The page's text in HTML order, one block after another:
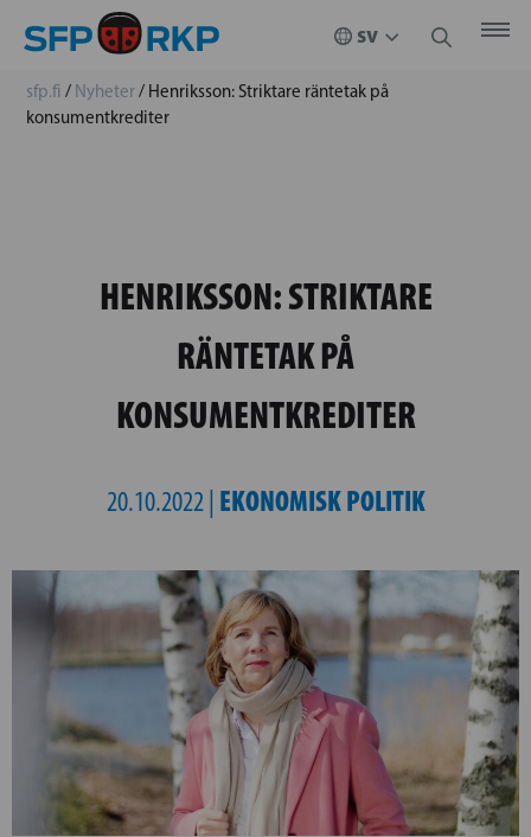
sfp.fi / Nyheter/ Henriksson: Striktare räntetak på
konsumentkrediter
HENRIKSSON: STRIKTARE
RÄNTETAK PÅ
KONSUMENTKREDITER
20.10.2022 | EKONOMISK POLITIK